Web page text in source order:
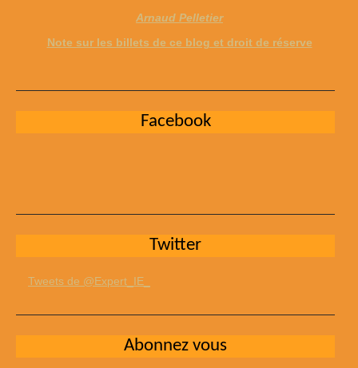
Arnaud Pelletier
Note sur les billets de ce blog et droit de réserve
Facebook
Twitter
Tweets de @Expert_IE_
Abonnez vous